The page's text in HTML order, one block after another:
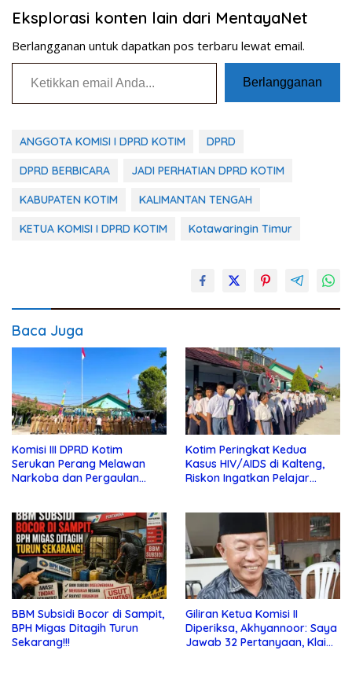
Eksplorasi konten lain dari MentayaNet
Berlangganan untuk dapatkan pos terbaru lewat email.
Ketikkan email Anda...
Berlangganan
ANGGOTA KOMISI I DPRD KOTIM DPRD
DPRD BERBICARA JADI PERHATIAN DPRD KOTIM
KABUPATEN KOTIM KALIMANTAN TENGAH
KETUA KOMISI I DPRD KOTIM Kotawaringin Timur
Baca Juga
Komisi III DPRD Kotim
Serukan Perang Melawan
Narkoba dan Pergaulan
Kotim Peringkat Kedua
Kasus HIV/AIDS di Kalteng,
Riskon Ingatkan Pelajar
BBM Subsidi Bocor di Sampit,
BPH Migas Ditagih Turun
Sekarang!!!
Giliran Ketua Komisi II
Diperiksa, Akhyannoor: Saya
Jawab 32 Pertanyaan, Klaim